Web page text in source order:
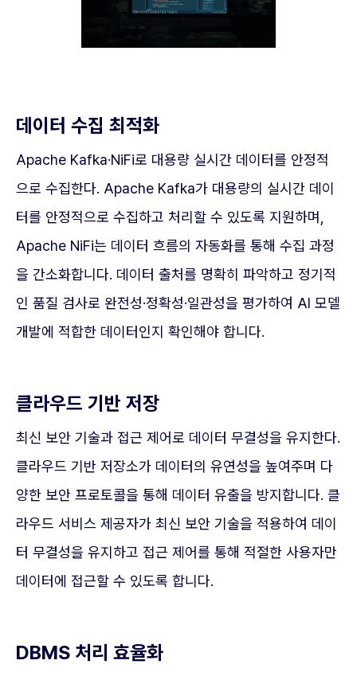
데이터 수집 최적화
Apache Kafka·NiFi로 대용량 실시간 데이터를 안정적
으로 수집한다. Apache Kafka가 대용량의 실시간 데이
터를 안정적으로 수집하고 처리할 수 있도록 지원하며,
Apache NiFi는 데이터 흐름의 자동화를 통해 수집 과정
을 간소화합니다. 데이터 출처를 명확히 파악하고 정기적
인 품질 검사로 완전성·정확성·일관성을 평가하여 AI 모델
개발에 적합한 데이터인지 확인해야 합니다.
클라우드 기반 저장
최신 보안 기술과 접근 제어로 데이터 무결성을 유지한다.
클라우드 기반 저장소가 데이터의 유연성을 높여주며 다
양한 보안 프로토콜을 통해 데이터 유출을 방지합니다. 클
라우드 서비스 제공자가 최신 보안 기술을 적용하여 데이
터 무결성을 유지하고 접근 제어를 통해 적절한 사용자만
데이터에 접근할 수 있도록 합니다.
DBMS 처리 효율화